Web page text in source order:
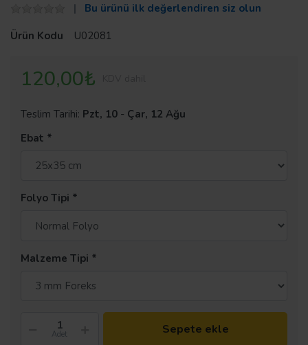
Bu ürünü ilk değerlendiren siz olun
Ürün Kodu
U02081
120,00₺
Teslim Tarihi: Pzt, 10 - Çar, 12 Ağu
Ebat
Folyo Tipi
Malzeme Tipi
Adet Sepete ekle